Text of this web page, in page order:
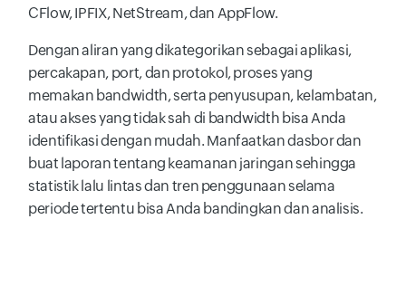
CFlow, IPFIX, NetStream, dan AppFlow.
Dengan aliran yang dikategorikan sebagai aplikasi,
percakapan, port, dan protokol, proses yang
memakan bandwidth, serta penyusupan, kelambatan,
atau akses yang tidak sah di bandwidth bisa Anda
identifikasi dengan mudah. Manfaatkan dasbor dan
buat laporan tentang keamanan jaringan sehingga
statistik lalu lintas dan tren penggunaan selama
periode tertentu bisa Anda bandingkan dan analisis.